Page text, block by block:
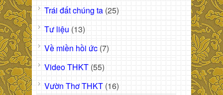
Trái đất chúng ta (25)
Tư liệu (13)
Về miền hồi ức (7)
Video THKT (55)
Vườn Thơ THKT (16)